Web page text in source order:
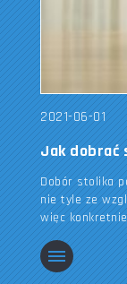
2021-06-01
Jak dobrać
Dobór stolika
nie tyle ze
więc